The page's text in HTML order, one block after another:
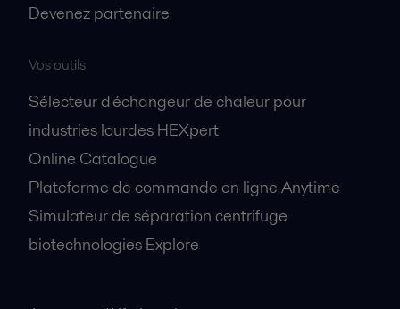
Devenez partenaire
Vos outils
Sélecteur d'échangeur de chaleur pour
industries lourdes HEXpert
Online Catalogue
Plateforme de commande en ligne Anytime
Simulateur de séparation centrifuge
biotechnologies Explore